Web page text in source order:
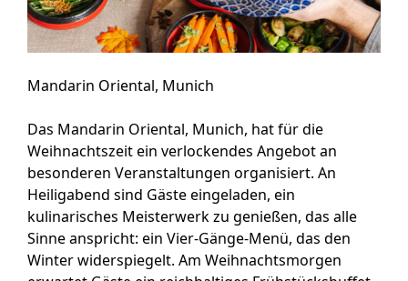
Mandarin Oriental, Munich
Das Mandarin Oriental, Munich, hat für die
Weihnachtszeit ein verlockendes Angebot an
besonderen Veranstaltungen organisiert. An
Heiligabend sind Gäste eingeladen, ein
kulinarisches Meisterwerk zu genießen, das alle
Sinne anspricht: ein Vier-Gänge-Menü, das den
Winter widerspiegelt. Am Weihnachtsmorgen